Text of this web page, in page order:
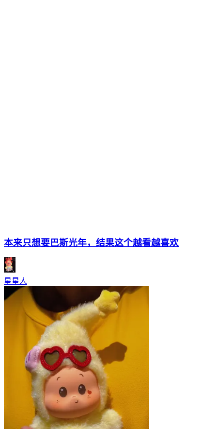
本来只想要巴斯光年，结果这个越看越喜欢
星星人